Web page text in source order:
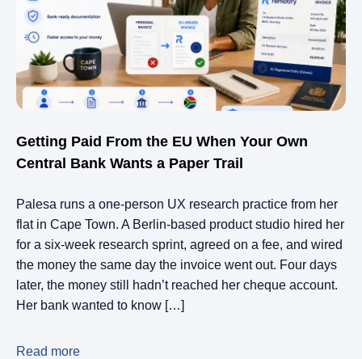
Getting Paid From the EU When Your Own
Central Bank Wants a Paper Trail
Palesa runs a one-person UX research practice from her
flat in Cape Town. A Berlin-based product studio hired her
for a six-week research sprint, agreed on a fee, and wired
the money the same day the invoice went out. Four days
later, the money still hadn’t reached her cheque account.
Her bank wanted to know […]
Read more